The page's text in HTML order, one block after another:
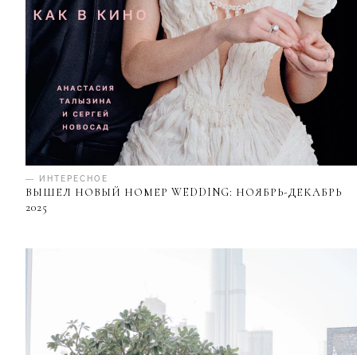
— ИНТЕРЕСНОЕ
ВЫШЕЛ НОВЫЙ НОМЕР WEDDING: НОЯБРЬ-ДЕКАБРЬ
2025